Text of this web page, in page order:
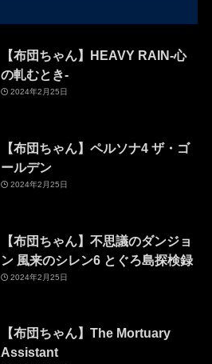
【布団ちゃん】HEAVY RAIN-心
の軋むとき-
2024年2月25日
【布団ちゃん】ペルソナ4 ザ・ゴ
ールデン
2024年2月25日
【布団ちゃん】不思議のダンジョ
ン 風来のシレン6 とぐろ島探検録
2024年2月25日
【布団ちゃん】The Mortuary
Assistant